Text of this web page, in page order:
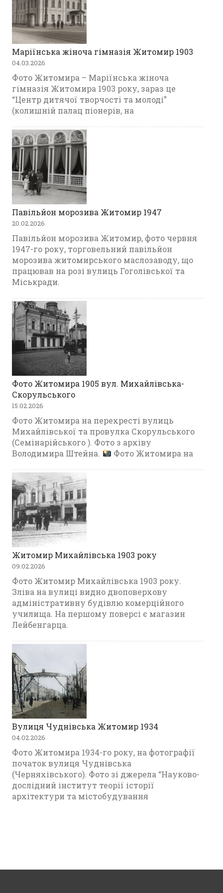
Маріїнська жіноча гімназія Житомир 1903
04.03.2026
Фото Житомира – Маріїнська жіноча
гімназія Житомира 1903 року, зараз це
“Центр дитячої творчості та молоді”
(колишній палац піонерів, на
Павільйон морозива Житомир 1947
20.02.2026
Павільйон морозива Житомир, фото червня
1947-го року, торговельний павільйон
морозива житомирського маслозаводу, що
працював на розі вулиць Гоголівської та
Міськради.
Фото Житомира 1905 вул. Михайлівська-
Скорульського
15.02.2026
Фото Житомира на перехресті вулиць
Михайлівської та провулка Скорульського
(Семінарійського ). Фото з архіву
Володимира Штейна.
Фото Житомира на
Житомир Михайлівська 1903 року
09.02.2026
Фото Житомир Михайлівська 1903 року.
Зліва на вулиці видно двоповерхову
адміністративну будівлю комерційного
училища. На першому поверсі є магазин
Лейбенгарца.
Вулиця Чуднівська Житомир 1934
04.02.2026
Фото Житомира 1934-го року, на фотографії
початок вулиця Чуднівська
(Черняхівського). Фото зі джерела “Науково-
дослідний інститут теорії історії
архітектури та містобудування